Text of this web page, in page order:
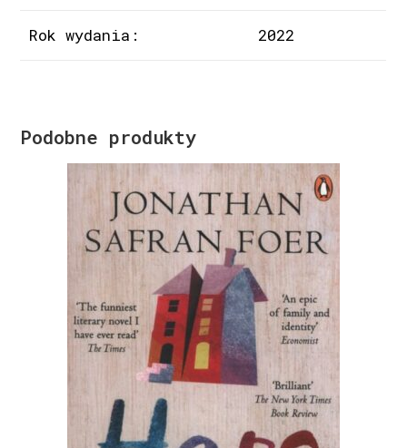
Rok wydania: 2022
Podobne produkty